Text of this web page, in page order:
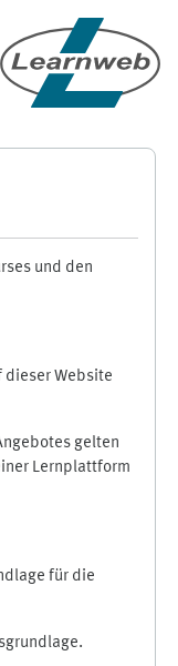
und den
dieser Website
gelten
Lernplattform
für die